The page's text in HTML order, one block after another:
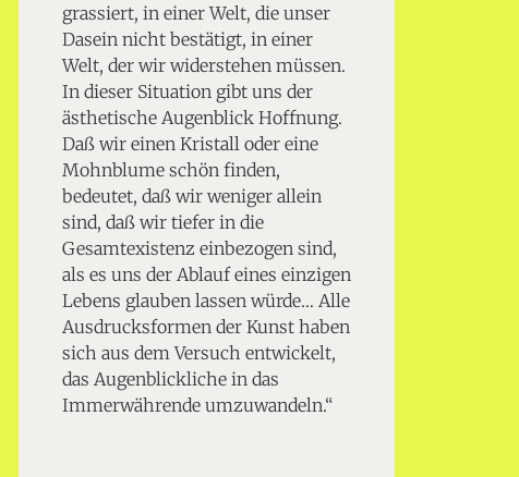
grassiert, in einer Welt, die unser
Dasein nicht bestätigt, in einer
Welt, der wir widerstehen müssen.
In dieser Situation gibt uns der
ästhetische Augenblick Hoffnung.
Daß wir einen Kristall oder eine
Mohnblume schön finden,
bedeutet, daß wir weniger allein
sind, daß wir tiefer in die
Gesamtexistenz einbezogen sind,
als es uns der Ablauf eines einzigen
Lebens glauben lassen würde… Alle
Ausdrucksformen der Kunst haben
sich aus dem Versuch entwickelt,
das Augenblickliche in das
Immerwährende umzuwandeln.“